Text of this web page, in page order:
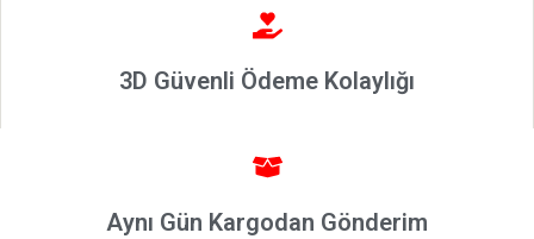
3D Güvenli Ödeme Kolaylığı
Aynı Gün Kargodan Gönderim